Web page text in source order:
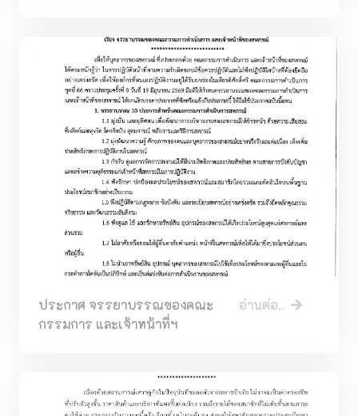
ประกาศ จรรยาบรรณของคณะ
กรรมการ และเจ้าหน้าที่ฯ
อ่านต่อ..